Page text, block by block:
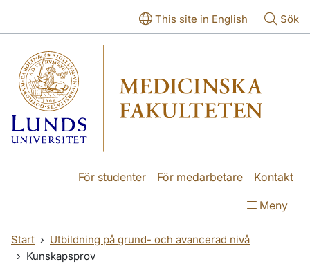
This site in English Sök
För studenter För medarbetare Kontakt
Meny
Start
Utbildning på grund- och avancerad nivå
Kunskapsprov